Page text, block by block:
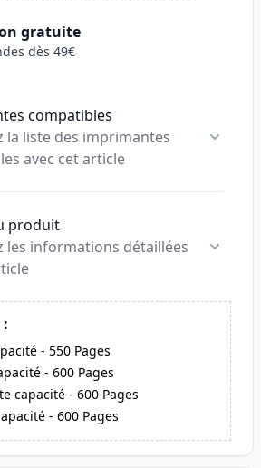
compatibles
la liste des imprimantes
avec cet article
produit
les informations détaillées
- 550 Pages
- 600 Pages
capacité - 600 Pages
- 600 Pages
gratuite
dès 49€